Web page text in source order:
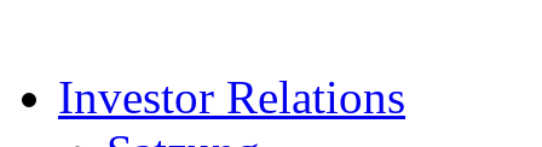
Investor Relations